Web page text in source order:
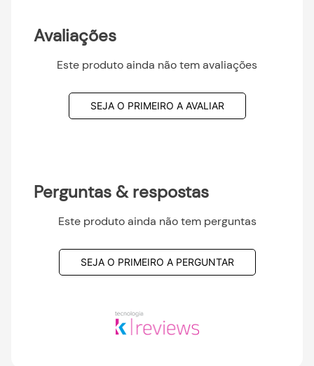
Avaliações
Este produto ainda não tem avaliações
SEJA O PRIMEIRO A AVALIAR
Perguntas & respostas
Este produto ainda não tem perguntas
SEJA O PRIMEIRO A PERGUNTAR